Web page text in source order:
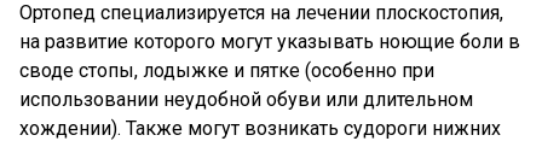
Ортопед специализируется на лечении плоскостопия,
на развитие которого могут указывать ноющие боли в
своде стопы, лодыжке и пятке (особенно при
использовании неудобной обуви или длительном
хождении). Также могут возникать судороги нижних